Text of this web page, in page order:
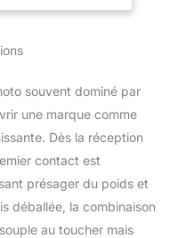
Fluo, 40)
plus grande.
plus sensibles
ont été
par une
La technologie
DuoLayer
la résistance à
et aux
souvent dominé par
une marque comme
Dès la réception
contact est
présager du poids et
déballée, la combinaison
au toucher mais